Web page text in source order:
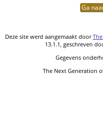
Ga
Deze site werd aangemaakt door
13.1.1, geschreven
Gegevens
The Next Generation